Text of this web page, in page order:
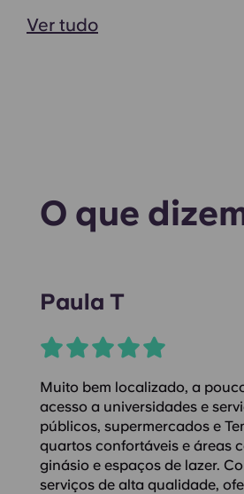
Ver tudo
O que
Paula T
Muito bem localizado, a
acesso a universidades e
públicos, supermercados e
quartos confortáveis e áreas
ginásio e espaços de lazer.
serviços de alta qualidade,